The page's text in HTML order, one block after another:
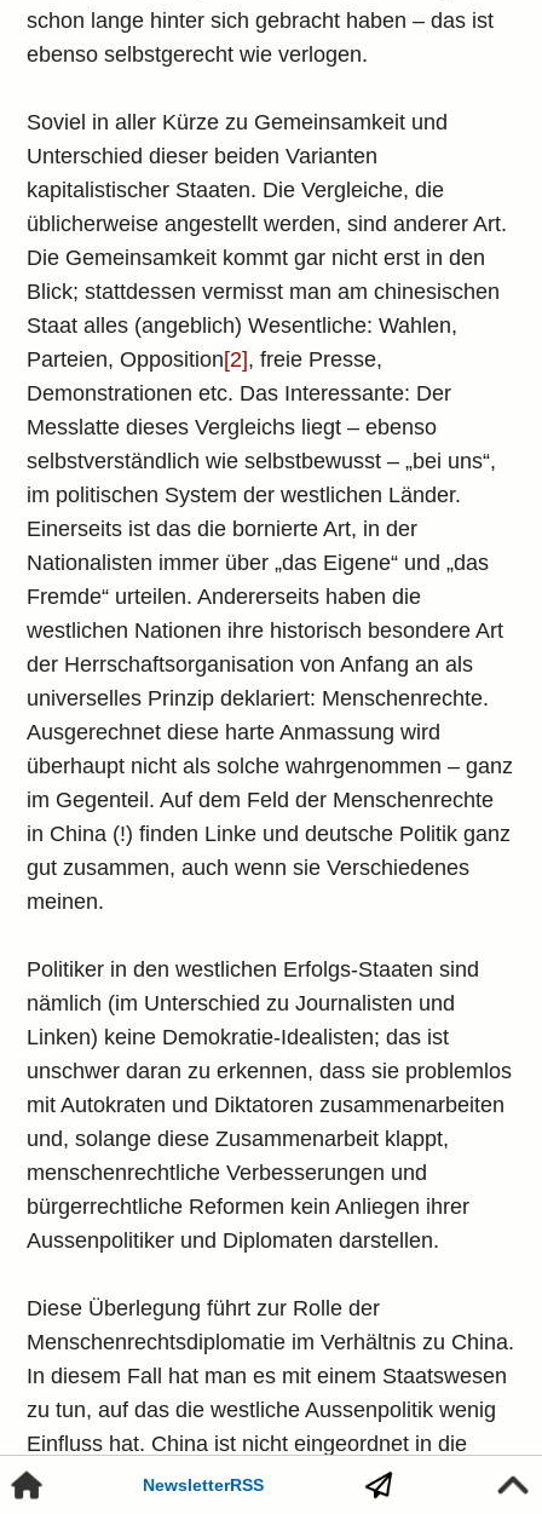
NewsletterRSS
schon lange hinter sich gebracht haben – das ist
ebenso selbstgerecht wie verlogen.
Soviel in aller Kürze zu Gemeinsamkeit und
Unterschied dieser beiden Varianten
kapitalistischer Staaten. Die Vergleiche, die
üblicherweise angestellt werden, sind anderer Art.
Die Gemeinsamkeit kommt gar nicht erst in den
Blick; stattdessen vermisst man am chinesischen
Staat alles (angeblich) Wesentliche: Wahlen,
Parteien, Opposition[2], freie Presse,
Demonstrationen etc. Das Interessante: Der
Messlatte dieses Vergleichs liegt – ebenso
selbstverständlich wie selbstbewusst – „bei uns“,
im politischen System der westlichen Länder.
Einerseits ist das die bornierte Art, in der
Nationalisten immer über „das Eigene“ und „das
Fremde“ urteilen. Andererseits haben die
westlichen Nationen ihre historisch besondere Art
der Herrschaftsorganisation von Anfang an als
universelles Prinzip deklariert: Menschenrechte.
Ausgerechnet diese harte Anmassung wird
überhaupt nicht als solche wahrgenommen – ganz
im Gegenteil. Auf dem Feld der Menschenrechte
in China (!) finden Linke und deutsche Politik ganz
gut zusammen, auch wenn sie Verschiedenes
meinen.
Politiker in den westlichen Erfolgs-Staaten sind
nämlich (im Unterschied zu Journalisten und
Linken) keine Demokratie-Idealisten; das ist
unschwer daran zu erkennen, dass sie problemlos
mit Autokraten und Diktatoren zusammenarbeiten
und, solange diese Zusammenarbeit klappt,
menschenrechtliche Verbesserungen und
bürgerrechtliche Reformen kein Anliegen ihrer
Aussenpolitiker und Diplomaten darstellen.
Diese Überlegung führt zur Rolle der
Menschenrechtsdiplomatie im Verhältnis zu China.
In diesem Fall hat man es mit einem Staatswesen
zu tun, auf das die westliche Aussenpolitik wenig
Einfluss hat. China ist nicht eingeordnet in die
westlichen Allianzen, steht westlichen Initiativen